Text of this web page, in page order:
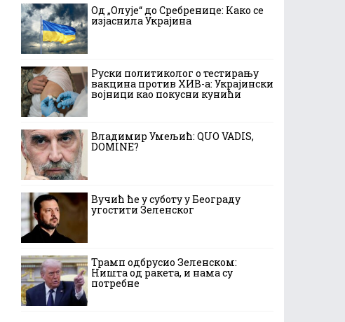
Од „Олује“ до Сребренице: Како се
изјаснила Украјина
Руски политиколог о тестирању
вакцина против ХИВ-а: Украјински
војници као покусни кунићи
Владимир Умељић: QUO VADIS,
DOMINE?
Вучић ће у суботу у Београду
угостити Зеленског
Трамп одбрусио Зеленском:
Ништа од ракета, и нама су
потребне